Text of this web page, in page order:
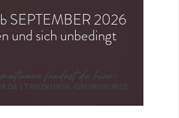
SEPTEMBER 2026
und sich unbedingt